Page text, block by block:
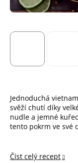
Jednoduchá
svěží chutí díky
nudle a jemné
tento pokrm ve své
Číst celý recept